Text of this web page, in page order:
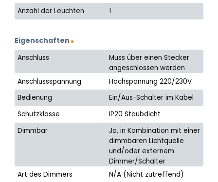
Anzahl der Leuchten
1
Eigenschaften
Anschluss
Muss über einen Stecker
angeschlossen werden
Anschlussspannung
Hochspannung 220/230V
Bedienung
Ein/Aus-Schalter im Kabel
Schutzklasse
IP20 Staubdicht
Dimmbar
Ja, in Kombination mit einer
dimmbaren Lichtquelle
und/oder externem
Dimmer/Schalter
Art des Dimmers
N/A (Nicht zutreffend)